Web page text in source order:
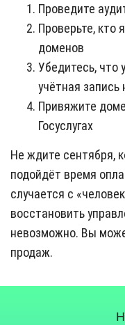
Проведите
Проверьте, кто
доменов
Убедитесь, что
учётная запись
Привяжите
Госуслугах
Не ждите сентября,
подойдёт время
случается с
восстановить
невозможно. Вы
продаж.